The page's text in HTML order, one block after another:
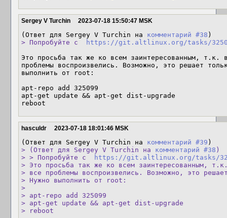
Sergey V Turchin 2023-07-18 15:50:47 MSK
(Ответ для Sergey V Turchin на комментарий #38
> Попробуйте с
https://git.altlinux.org/tasks/
Это просьба так же ко всем заинтересованным, т.к.
проблемы воспроизвелись. Возможно, это решает
выполнить от root:
apt-repo add 325099
apt-get update && apt-get dist-upgrade
reboot
hasculdr 2023-07-18 18:01:46 MSK
(Ответ для Sergey V Turchin на комментарий #39
> (Ответ для Sergey V Turchin на комментарий #38 )
> > Попробуйте с
https://git.altlinux.org/tasks/
> Это просьба так же ко всем заинтересованным,
> все проблемы воспроизвелись. Возможно, это
> Нужно выполнить от root:
>
> apt-repo add 325099
> apt-get update && apt-get dist-upgrade
> reboot